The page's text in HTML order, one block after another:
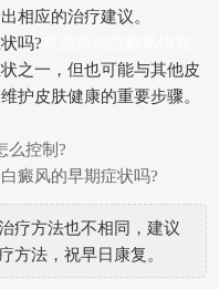
相应的治疗建议。
吗?
之一，但也可能与其他皮
护皮肤健康的重要步骤。
么控制?
癜风的早期症状吗?
疗方法也不相同，建议
方法，祝早日康复。